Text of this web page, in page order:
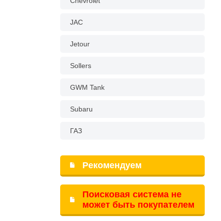
JAC
Jetour
Sollers
GWM Tank
Subaru
ГАЗ
Рекомендуем
Поисковая система не
может быть покупателем